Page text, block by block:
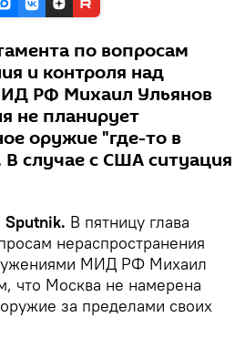
по вопросам
и контроля над
РФ Михаил Ульянов
не планирует
оружие "где-то в
В случае с США ситуация
В пятницу глава
нераспространения
МИД РФ Михаил
что Москва не намерена
за пределами своих